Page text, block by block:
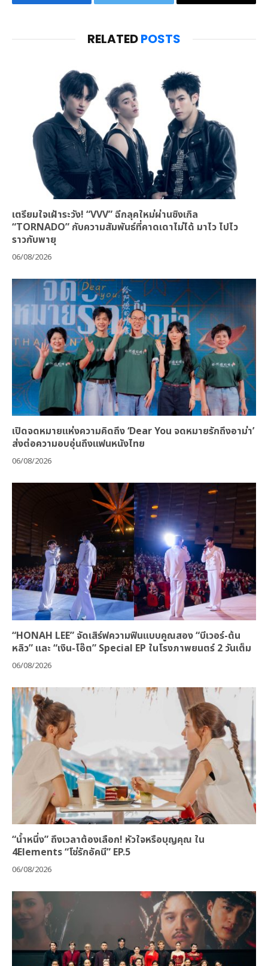
Facebook Twitter Email
RELATEDPOSTS
เตรียมใจเฝ้าระวัง! “VVV” ฉีกลุคใหม่ผ่านซิงเกิล
“TORNADO” กับความสัมพันธ์ที่คาดเดาไม่ได้ มาไว ไปไว
ราวกับพายุ
06/08/2026
เปิดจดหมายแห่งความคิดถึง ‘Dear You จดหมายรักถึงอาม่า’
ส่งต่อความอบอุ่นถึงแฟนหนังไทย
06/08/2026
“HONAH LEE” จัดเสิร์ฟความฟินแบบคูณสอง “บีเวอร์-ต้น
หลิว” และ “เงิน-โอ๊ต” Special EP ในโรงภาพยนตร์ 2 วันเต็ม
06/08/2026
“น้ำหนึ่ง” ถึงเวลาต้องเลือก! หัวใจหรือบุญคุณ ใน
4Elements “โซ่รักอัคนี” EP.5
06/08/2026